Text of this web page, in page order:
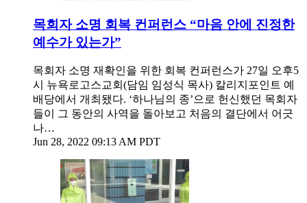
목회자 소명 회복 컨퍼런스 “마음 안에 진정한
예수가 있는가”
목회자 소명 재확인을 위한 회복 컨퍼런스가 27일 오후5
시 뉴욕로고스교회(담임 임성식 목사) 칼리지포인트 예
배당에서 개최됐다. ‘하나님의 종’으로 헌신했던 목회자
들이 그 동안의 사역을 돌아보고 처음의 결단에서 어긋
나…
Jun 28, 2022 09:13 AM PDT